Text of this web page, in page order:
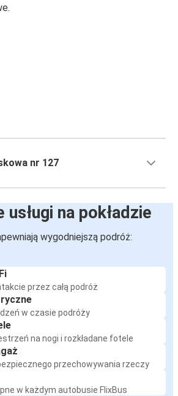
nr 127
usługi na pokładzie
wygodniejszą podróż:
przez całą podróż
w czasie podróży
na nogi i rozkładane fotele
przechowywania rzeczy
w każdym autobusie FlixBus